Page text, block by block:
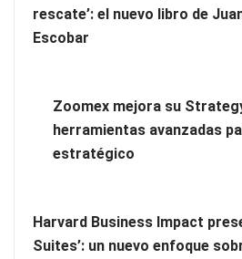
Zoomex mejora su Strategy Center
avanzadas para trading estratégico
rescate’: el nuevo libro de
Escobar
Zoomex mejora su
herramientas avanzadas
estratégico
Harvard Business Impact
Suites’: un nuevo enfoque